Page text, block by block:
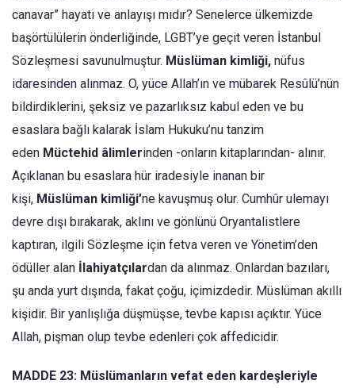
canavar” hayatı ve anlayışı mıdır? Senelerce ülkemizde
başörtülülerin önderliğinde, LGBT’ye geçit veren İstanbul
Sözleşmesi savunulmuştur. Müslüman kimliği, nüfus
idaresinden alınmaz. O, yüce Allah’ın ve mübarek Resûlü’nün
bildirdiklerini, şeksiz ve pazarlıksız kabul eden ve bu
esaslara bağlı kalarak İslam Hukuku’nu tanzim
eden Müctehid âlimlerinden -onların kitaplarından- alınır.
Açıklanan bu esaslara hür iradesiyle inanan bir
kişi, Müslüman kimliği’ne kavuşmuş olur. Cumhûr ulemayı
devre dışı bırakarak, aklını ve gönlünü Oryantalistlere
kaptıran, ilgili Sözleşme için fetva veren ve Yönetim’den
ödüller alan İlahiyatçılardan da alınmaz. Onlardan bazıları,
şu anda yurt dışında, fakat çoğu, içimizdedir. Müslüman akıllı
kişidir. Bir yanlışlığa düşmüşse, tevbe kapısı açıktır. Yüce
Allah, pişman olup tevbe edenleri çok affedicidir.
MADDE 23: Müslümanların vefat eden kardeşleriyle